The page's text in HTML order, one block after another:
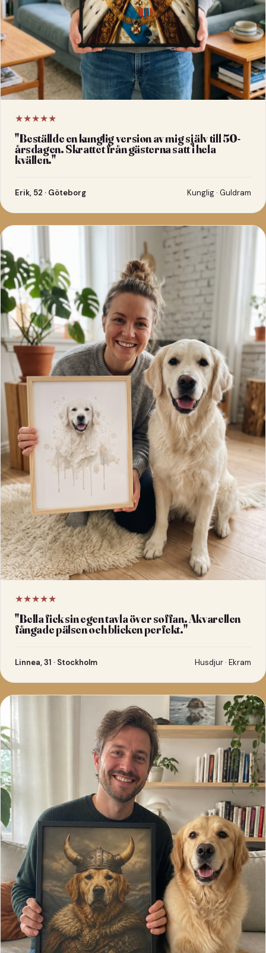
★★★★★
"Beställde en kunglig version av mig själv till 50-
årsdagen. Skrattet från gästerna satt i hela
kvällen."
Erik, 52 · Göteborg Kunglig · Guldram
★★★★★
"Bella fick sin egen tavla över soffan. Akvarellen
fångade pälsen och blicken perfekt."
Linnea, 31 · Stockholm Husdjur · Ekram